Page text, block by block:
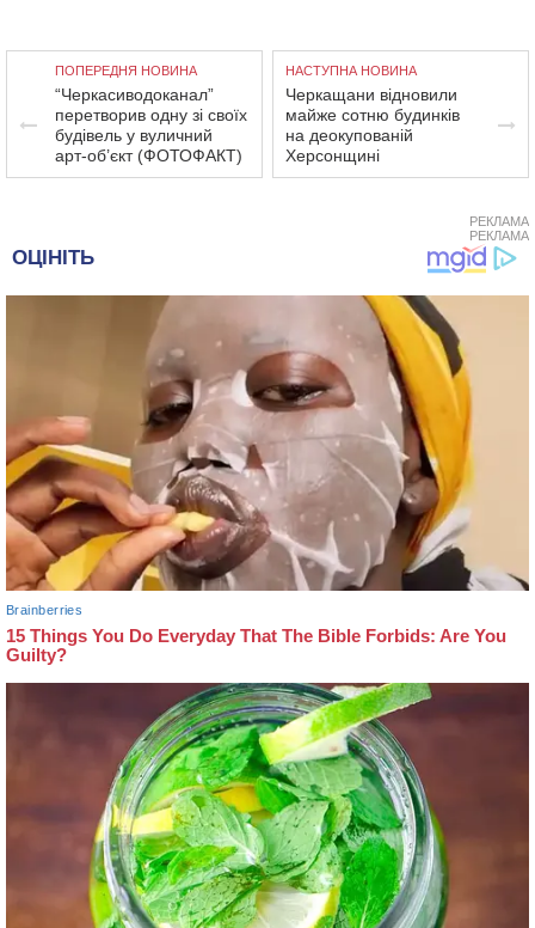
ПОПЕРЕДНЯ НОВИНА
“Черкасиводоканал”
перетворив одну зі своїх
будівель у вуличний
арт-об’єкт (ФОТОФАКТ)
НАСТУПНА НОВИНА
Черкащани відновили
майже сотню будинків
на деокупованій
Херсонщині
РЕКЛАМА
РЕКЛАМА